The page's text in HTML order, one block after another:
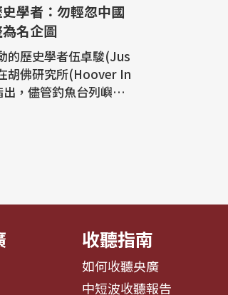
學者：勿輕忽中國
名企圖
的歷史學者伍卓駿(Jus
胡佛研究所(Hoover In
，儘管釣魚台列嶼未
，但鑑於先前俄羅斯
收聽指南
如何收聽央廣
中短波收聽報告